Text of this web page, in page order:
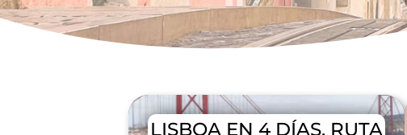
LISBOA EN 4 DÍAS, RUTA